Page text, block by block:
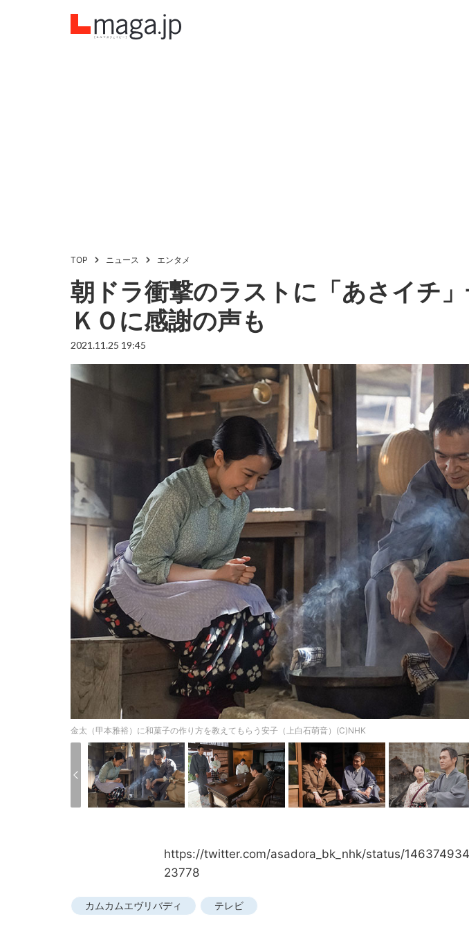
TOP ニュース エンタメ
朝ドラ衝撃のラストに「あさイチ」
ＫＯに感謝の声も
2021.11.25 19:45
金太（甲本雅裕）に和菓子の作り方を教えてもらう安子（上白石萌音）(C)NHK
https://twitter.com/asadora_bk_nhk/status/
23778
カムカムエヴリバディ テレビ